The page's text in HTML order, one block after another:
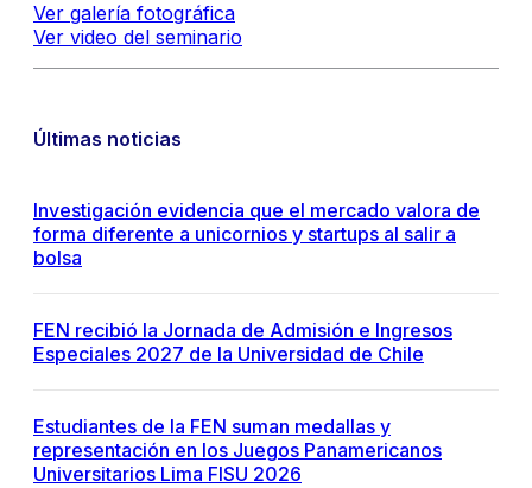
Ver galería fotográfica
Ver video del seminario
Últimas noticias
Investigación evidencia que el mercado valora de
forma diferente a unicornios y startups al salir a
bolsa
FEN recibió la Jornada de Admisión e Ingresos
Especiales 2027 de la Universidad de Chile
Estudiantes de la FEN suman medallas y
representación en los Juegos Panamericanos
Universitarios Lima FISU 2026